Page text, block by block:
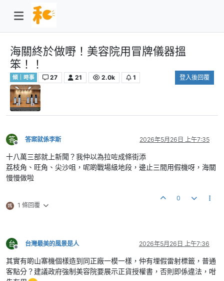
海關終於做嘢！美容院用冒牌儀器搵
笨！！
傾｜時事 27 21 2.0k 1 登入後回覆
答
離線
答案就係李斯 2026年5月26日 上午7:35
十八萬三部就上新聞？我仲以為拉咗成條街添
荔枝角、旺角、尖沙咀，呢啲戰場級地段，邊止三間用假機呀，海關
慢慢做啦
媽 1 條回覆
0
台
離線
台灣最美的風景是人 2026年5月26日 上午7:36
其實有啲山寨機個樣造到同正廠一模一樣，仲有埋假雷射標籤，普通
客點分？建議政府強制美容院要展示正貨授權書，否則即係違法，咁